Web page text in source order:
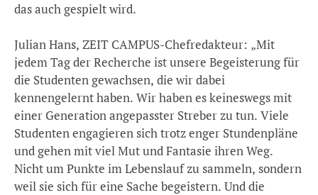
das auch gespielt wird.
Julian Hans, ZEIT CAMPUS-Chefredakteur: „Mit
jedem Tag der Recherche ist unsere Begeisterung für
die Studenten gewachsen, die wir dabei
kennengelernt haben. Wir haben es keineswegs mit
einer Generation angepasster Streber zu tun. Viele
Studenten engagieren sich trotz enger Stundenpläne
und gehen mit viel Mut und Fantasie ihren Weg.
Nicht um Punkte im Lebenslauf zu sammeln, sondern
weil sie sich für eine Sache begeistern. Und die